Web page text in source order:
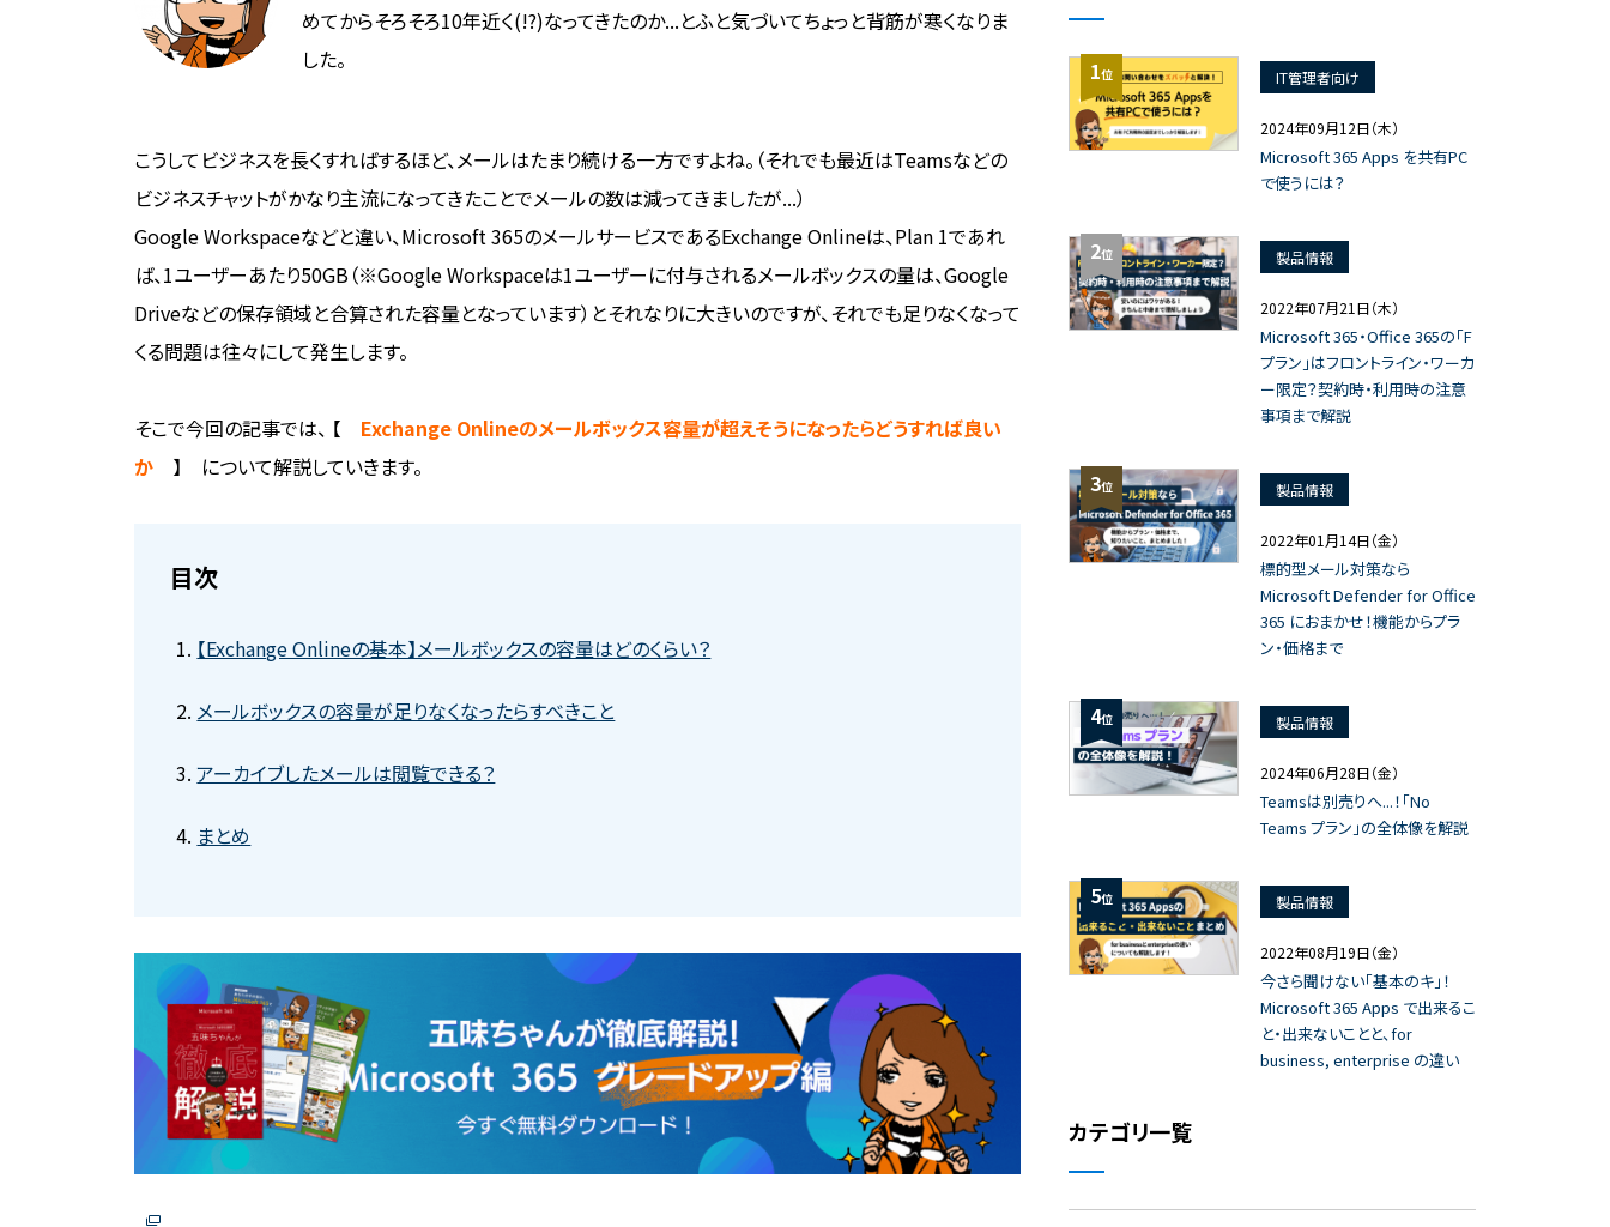
めてからそろそろ10年近く(!?)なってきたのか...とふと気づいてちょっと背筋が寒くなりま
した。
こうしてビジネスを長くすればするほど、メールはたまり続ける一方ですよね。（それでも最近はTeamsなどの
ビジネスチャットがかなり主流になってきたことでメールの数は減ってきましたが...）
Google Workspaceなどと違い、Microsoft 365のメールサービスであるExchange Onlineは、Plan 1であれ
ば、1ユーザーあたり50GB（※Google Workspaceは1ユーザーに付与されるメールボックスの量は、Google
Driveなどの保存領域と合算された容量となっています）とそれなりに大きいのですが、それでも足りなくなって
くる問題は往々にして発生します。
そこで今回の記事では、 【 Exchange Onlineのメールボックス容量が超えそうになったらどうすれば良い
か 】 について解説していきます。
目次
【Exchange Onlineの基本】メールボックスの容量はどのくらい？
メールボックスの容量が足りなくなったらすべきこと
アーカイブしたメールは閲覧できる？
まとめ
1位 IT管理者向け
2024年09月12日（木）
Microsoft 365 Apps を共有PC
で使うには？
2位 製品情報
2022年07月21日（木）
Microsoft 365・Office 365の「F
プラン」はフロントライン・ワーカ
ー限定？契約時・利用時の注意
事項まで解説
3位 製品情報
2022年01月14日（金）
標的型メール対策なら
Microsoft Defender for Office
365 におまかせ！機能からプラ
ン・価格まで
4位 製品情報
2024年06月28日（金）
Teamsは別売りへ...！「No
Teams プラン」の全体像を解説
5位 製品情報
2022年08月19日（金）
今さら聞けない「基本のキ」！
Microsoft 365 Apps で出来るこ
と・出来ないことと、for
business, enterprise の違い
カテゴリ一覧